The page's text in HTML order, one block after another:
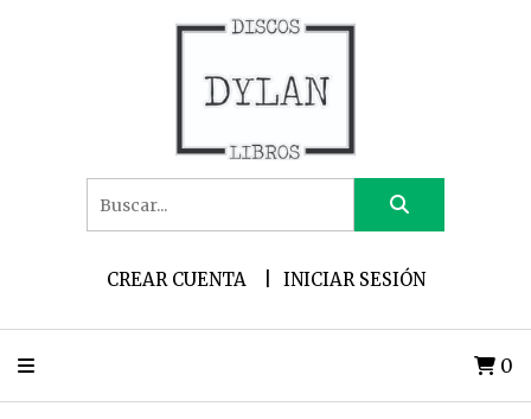
CREAR CUENTA INICIAR SESIÓN
0